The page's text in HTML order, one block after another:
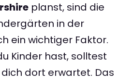
planst, sind die
in der
ein wichtiger Faktor.
Kinder hast, solltest
dich dort erwartet. Das